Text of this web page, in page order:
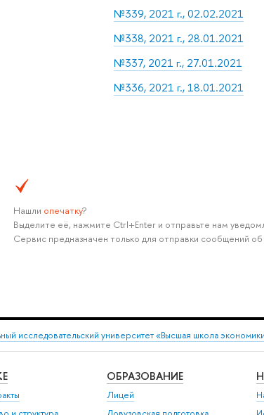
№339, 2021 г., 02.02.2021
№338, 2021 г., 28.01.2021
№337, 2021 г., 27.01.2021
№336, 2021 г., 18.01.2021
Нашли опечатку?
Выделите её, нажмите Ctrl+Enter и отправьте нам
Сервис предназначен только для отправки сообщений
исследовательский университет «Высшая школа
ОБРАЗОВАНИЕ
Лицей